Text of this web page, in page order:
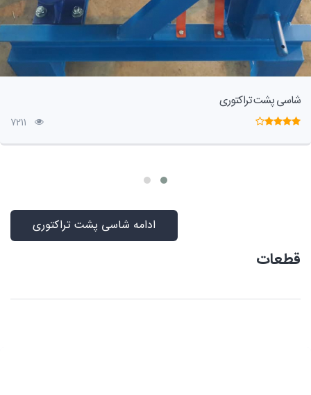
شاسی پشت تراکتوری
ادامه شاسی پشت تراکتوری
قطعات